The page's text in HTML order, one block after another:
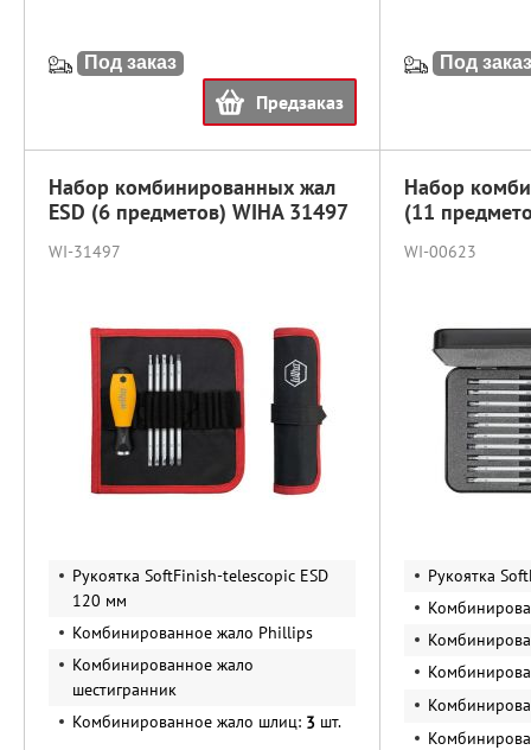
Под заказ
Предзаказ
Под заказ
Набор комбинированных жал
ESD (6 предметов) WIHA 31497
WI-31497
Рукоятка SoftFinish-telescopic ESD
120 мм
Комбинированное жало Phillips
Комбинированное жало
шестигранник
Комбинированное жало шлиц: 3 шт.
Набор
(11
WI-00623
Рукоятка